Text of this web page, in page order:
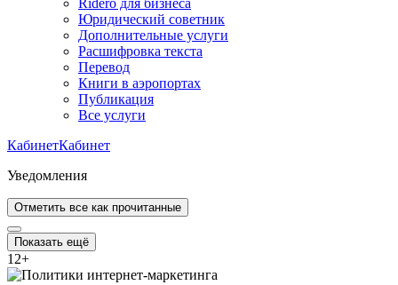
Rideró для бизнеса
Юридический советник
Дополнительные услуги
Расшифровка текста
Перевод
Книги в аэропортах
Публикация
Все услуги
КабинетКабинет
Уведомления
Отметить все как прочитанные
Показать ещё
12+